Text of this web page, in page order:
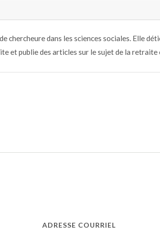
chercheure dans les sciences sociales. Elle
et publie des articles sur le sujet de la retraite
ADRESSE COURRIEL